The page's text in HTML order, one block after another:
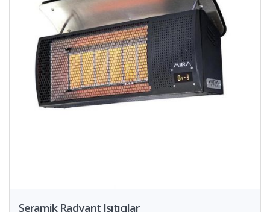
Seramik Radyant Isıtıcılar